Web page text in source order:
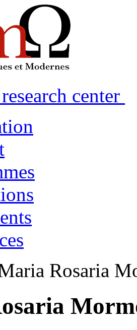
center
Rosaria